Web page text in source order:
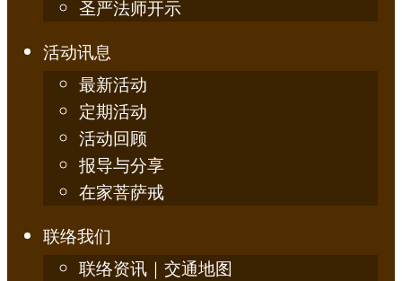
圣严法师开示
活动讯息
最新活动
定期活动
活动回顾
报导与分享
在家菩萨戒
联络我们
联络资讯｜交通地图